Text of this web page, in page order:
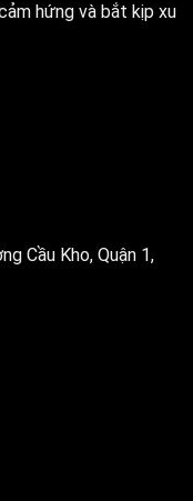
hứng và bắt kịp xu
Cầu Kho, Quận 1,